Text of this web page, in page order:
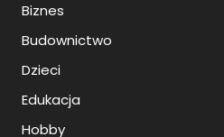
Biznes
Budownictwo
Dzieci
Edukacja
Hobby